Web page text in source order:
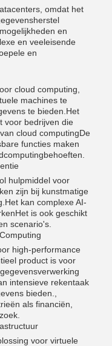
omdat het
en
en veeleisende
en
cloud computing,
machines te
te bieden.Het
voor bedrijven die
cloud computingDe
functies maken
hulpmiddel voor
zijn bij kunstmatige
kan complexe AI-
is ook geschikt
scenario's.
high-performance
product is voor
intensieve rekentaak
bieden.,
als financiën,
voor virtuele